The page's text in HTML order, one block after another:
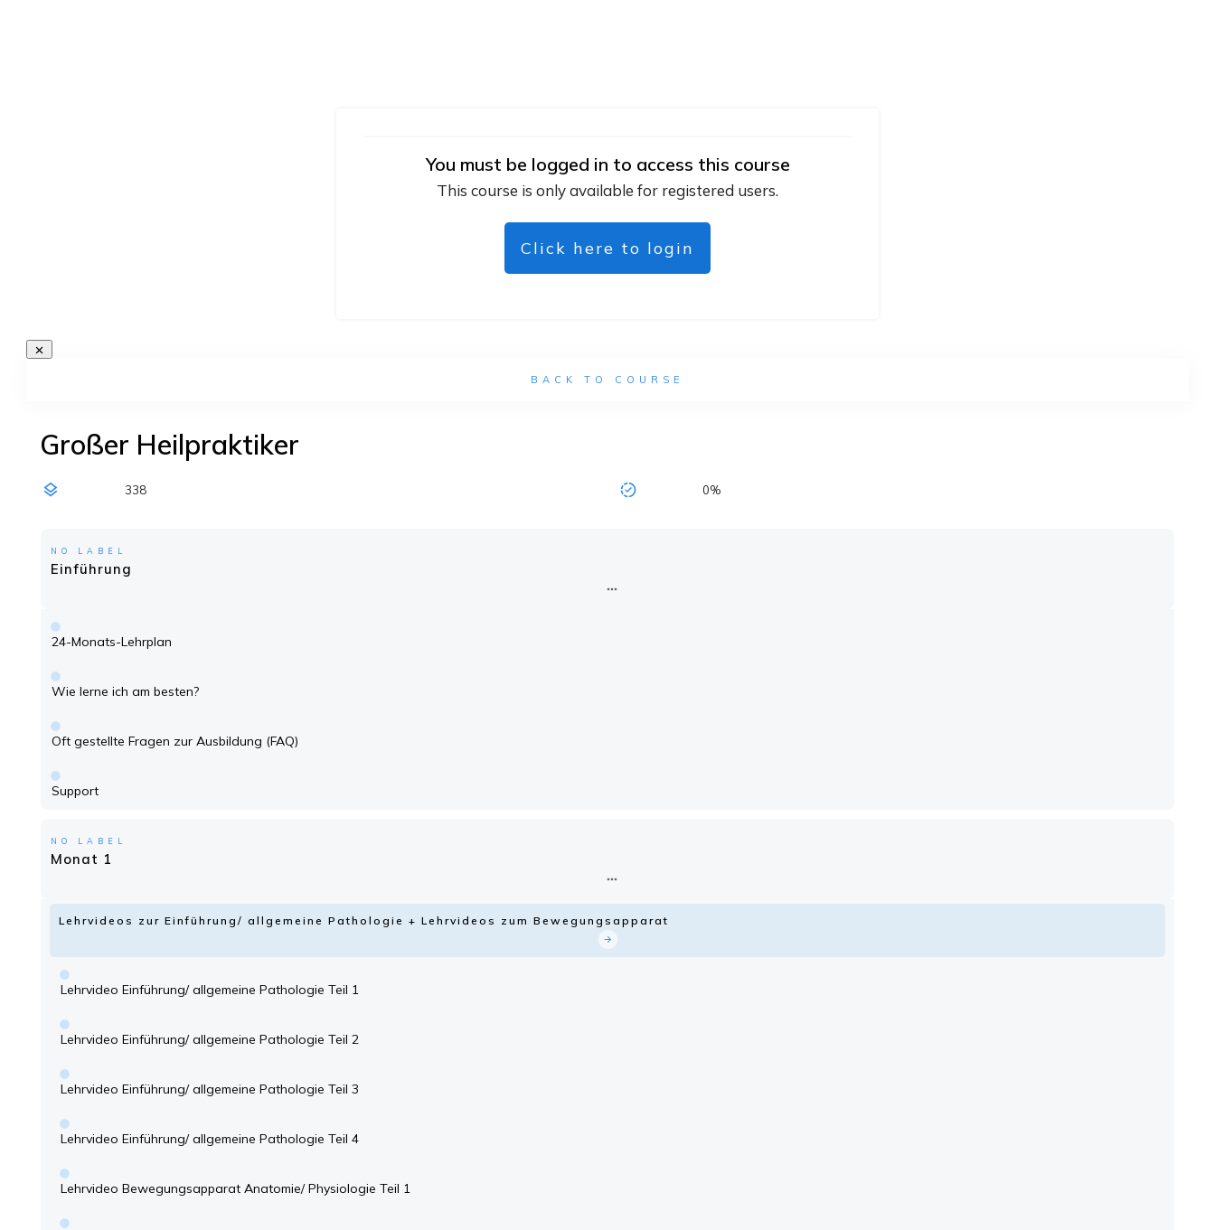
You must be logged in to access this course
This course is only available for registered users.
Click here to login
BACK TO COURSE
Großer Heilpraktiker
338 0%
NO LABEL
Einführung
24-Monats-Lehrplan
Wie lerne ich am besten?
Oft gestellte Fragen zur Ausbildung (FAQ)
Support
NO LABEL
Monat 1
Lehrvideos zur Einführung/ allgemeine Pathologie + Lehrvideos zum Bewegungsapparat
Lehrvideo Einführung/ allgemeine Pathologie Teil 1
Lehrvideo Einführung/ allgemeine Pathologie Teil 2
Lehrvideo Einführung/ allgemeine Pathologie Teil 3
Lehrvideo Einführung/ allgemeine Pathologie Teil 4
Lehrvideo Bewegungsapparat Anatomie/ Physiologie Teil 1